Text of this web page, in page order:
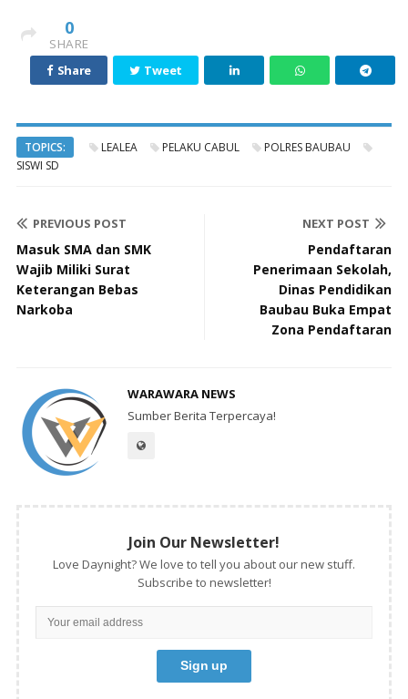
0
SHARE
Share
Tweet
TOPICS: LEALEA PELAKU CABUL
POLRES BAUBAU
SISWI SD
PREVIOUS POST
Masuk SMA dan SMK
Wajib Miliki Surat
Keterangan Bebas
Narkoba
NEXT POST
Pendaftaran
Penerimaan Sekolah,
Dinas Pendidikan
Baubau Buka Empat
Zona Pendaftaran
WARAWARA NEWS
Sumber Berita Terpercaya!
Join Our Newsletter!
Love Daynight? We love to tell you about our new stuff.
Subscribe to newsletter!